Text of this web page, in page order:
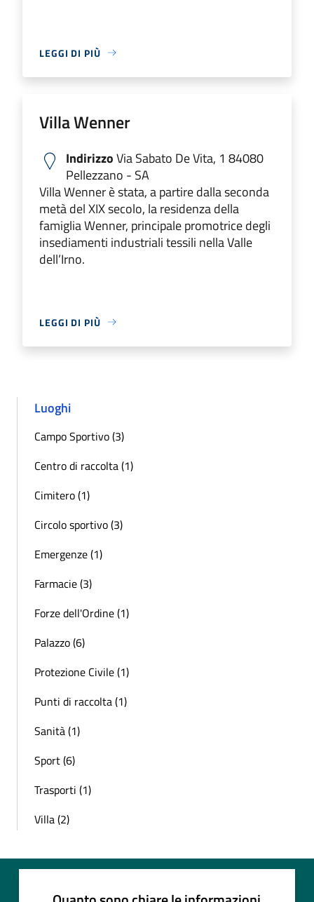
LEGGI DI PIÙ
Villa Wenner
IndirizzoVia Sabato De Vita, 1 84080
Pellezzano - SA
Villa Wenner è stata, a partire dalla seconda
metà del XIX secolo, la residenza della
famiglia Wenner, principale promotrice degli
insediamenti industriali tessili nella Valle
dell’Irno.
LEGGI DI PIÙ
Luoghi
Campo Sportivo (3)
Centro di raccolta (1)
Cimitero (1)
Circolo sportivo (3)
Emergenze (1)
Farmacie (3)
Forze dell'Ordine (1)
Palazzo (6)
Protezione Civile (1)
Punti di raccolta (1)
Sanità (1)
Sport (6)
Trasporti (1)
Villa (2)